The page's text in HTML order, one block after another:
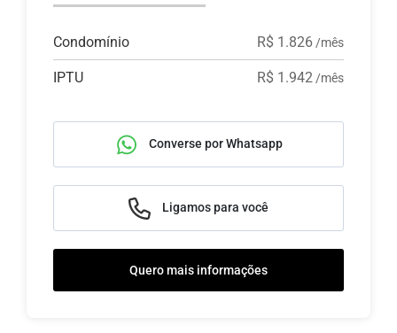
Condomínio R$ 1.826 /mês
IPTU R$ 1.942 /mês
Converse por Whatsapp
Ligamos para você
Quero mais informações